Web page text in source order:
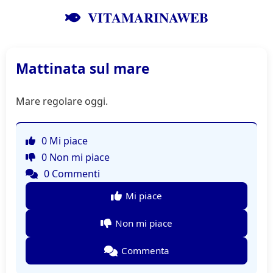
VITAMARINAWEB
Mattinata sul mare
Mare regolare oggi.
0 Mi piace
0 Non mi piace
0 Commenti
Mi piace
Non mi piace
Commenta